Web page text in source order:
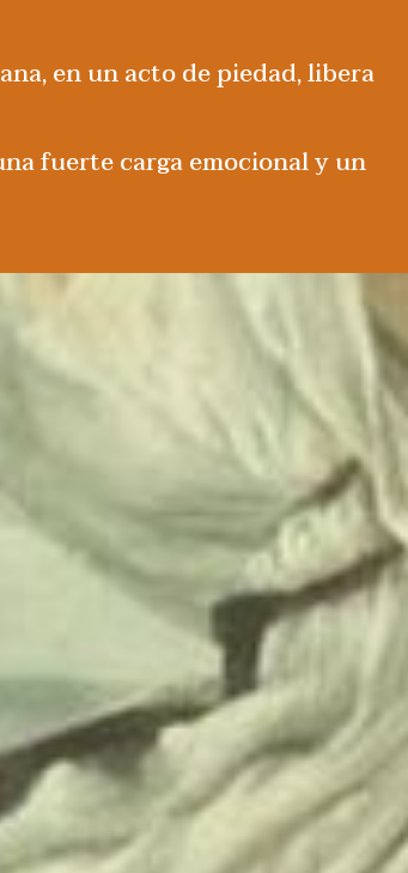
en un acto de piedad, libera
fuerte carga emocional y un